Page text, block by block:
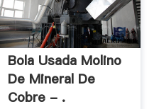
Bola Usada Molino
De Mineral De
Cobre - .